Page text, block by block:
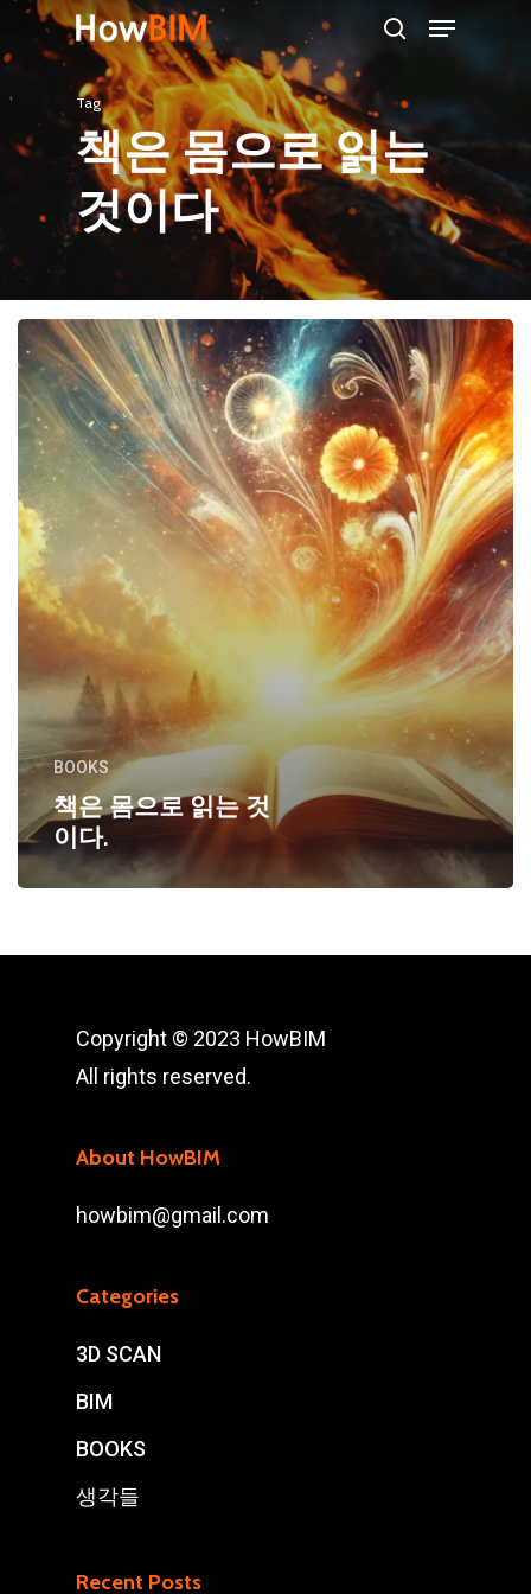
Skip
to
main
content
Menu
Tag
책은 몸으로 읽는
것이다
BOOKS
책은 몸으로 읽는 것
이다.
Copyright © 2023 HowBIM
All rights reserved.
About HowBIM
howbim@gmail.com
Categories
3D SCAN
BIM
BOOKS
생각들
Recent Posts